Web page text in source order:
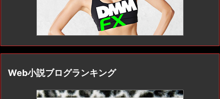
Web小説ブログランキング